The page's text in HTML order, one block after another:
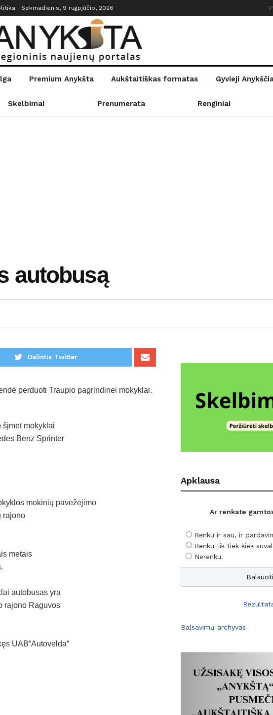
Sekmadienis, 9 rugpjūčio, 2026
Premium Anykšta Aukštaitiškas formatas Gyvieji
Skelbimai Prenumerata Renginiai
autobusą
Dalintis Twitter
perduoti Traupio pagrindinei mokyklai.
šįmet mokyklai
Benz Sprinter
mokinių pavėžėjimo
rajono
metais
autobusas yra
rajono Raguvos
UAB“Autovelda“
Apklausa
Ar renkate
Renku ir sau, ir
Renku tik tiek kiek
Nerenku.
Balsavimų archyvas